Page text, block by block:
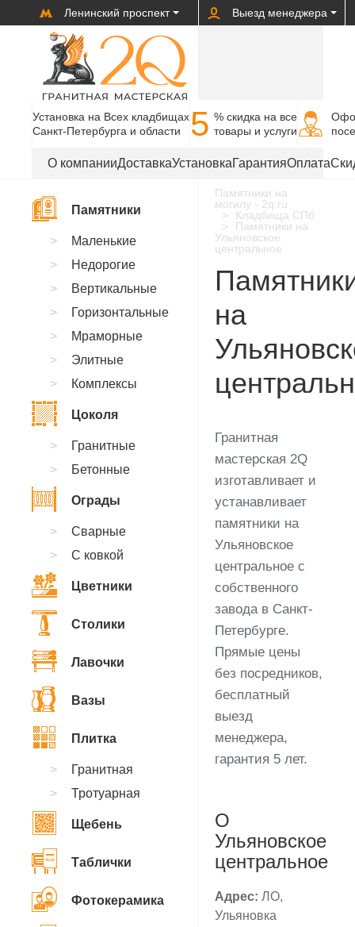
Ленинский проспект Выезд менеджера
Установка на Всех кладбищах
Санкт-Петербурга и области
5 % cкидка на все
товары и услуги
О компанииДоставкаУстановкаГарантияОплата
Памятники на
могилу - 2q.ru
Кладбища СПб
Памятники на
Ульяновское
центральное
на
Гранитная
мастерская 2Q
изготавливает и
устанавливает
памятники на
Ульяновское
центральное с
собственного
завода в Санкт-
Петербурге.
Прямые цены
без посредников,
бесплатный
выезд
менеджера,
гарантия 5 лет.
О
Ульяновское
центральное
Адрес: ЛО,
Ульяновка
Памятники
Маленькие
Недорогие
Вертикальные
Горизонтальные
Мраморные
Элитные
Комплексы
Цоколя
Гранитные
Бетонные
Ограды
Сварные
С ковкой
Цветники
Столики
Лавочки
Вазы
Плитка
Гранитная
Тротуарная
Щебень
Таблички
Фотокерамика